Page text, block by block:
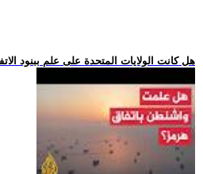
.. هل كانت الولايات المتحدة على علم ببنود